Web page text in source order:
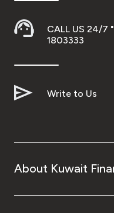
CALL US 24/7
1803333
Write to Us
About Kuwait